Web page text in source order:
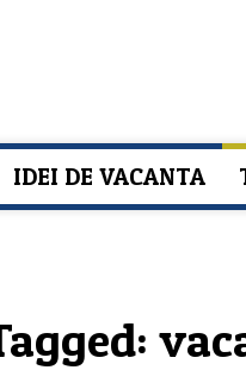
IDEI DE VACANTA